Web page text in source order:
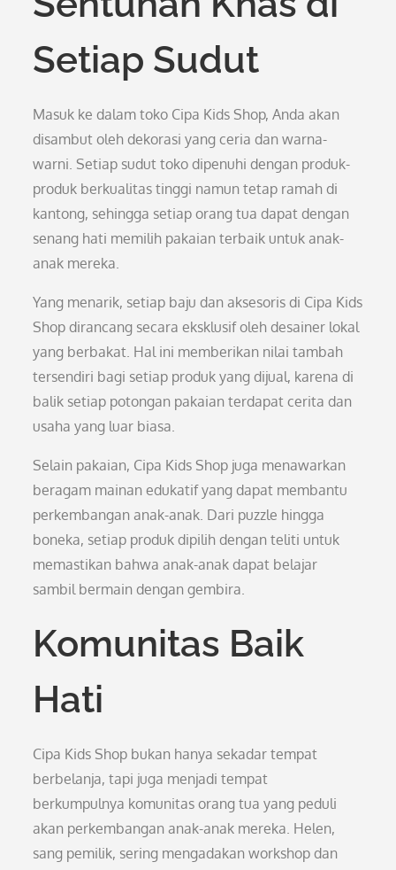
Setiap Sudut
Masuk ke dalam toko Cipa Kids Shop, Anda akan
disambut oleh dekorasi yang ceria dan warna-
warni. Setiap sudut toko dipenuhi dengan produk-
produk berkualitas tinggi namun tetap ramah di
kantong, sehingga setiap orang tua dapat dengan
senang hati memilih pakaian terbaik untuk anak-
anak mereka.
Yang menarik, setiap baju dan aksesoris di Cipa Kids
Shop dirancang secara eksklusif oleh desainer lokal
yang berbakat. Hal ini memberikan nilai tambah
tersendiri bagi setiap produk yang dijual, karena di
balik setiap potongan pakaian terdapat cerita dan
usaha yang luar biasa.
Selain pakaian, Cipa Kids Shop juga menawarkan
beragam mainan edukatif yang dapat membantu
perkembangan anak-anak. Dari puzzle hingga
boneka, setiap produk dipilih dengan teliti untuk
memastikan bahwa anak-anak dapat belajar
sambil bermain dengan gembira.
Komunitas Baik
Hati
Cipa Kids Shop bukan hanya sekadar tempat
berbelanja, tapi juga menjadi tempat
berkumpulnya komunitas orang tua yang peduli
akan perkembangan anak-anak mereka. Helen,
sang pemilik, sering mengadakan workshop dan